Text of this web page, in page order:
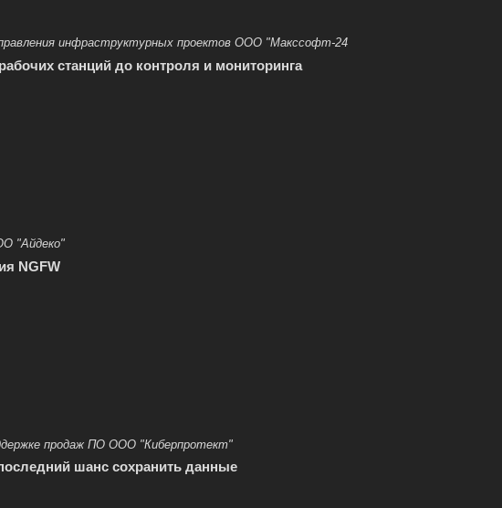
инфраструктурных проектов ООО "Макссофт-24
станций до контроля и мониторинга
"Айдеко"
NGFW
продаж ПО ООО "Киберпротект"
шанс сохранить данные